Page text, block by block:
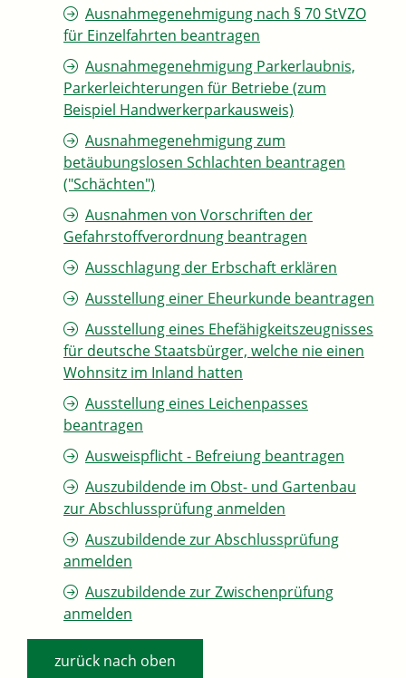
Ausnahmegenehmigung nach § 70 StVZO
für Einzelfahrten beantragen
Ausnahmegenehmigung Parkerlaubnis,
Parkerleichterungen für Betriebe (zum
Beispiel Handwerkerparkausweis)
Ausnahmegenehmigung zum
betäubungslosen Schlachten beantragen
("Schächten")
Ausnahmen von Vorschriften der
Gefahrstoffverordnung beantragen
Ausschlagung der Erbschaft erklären
Ausstellung einer Eheurkunde beantragen
Ausstellung eines Ehefähigkeitszeugnisses
für deutsche Staatsbürger, welche nie einen
Wohnsitz im Inland hatten
Ausstellung eines Leichenpasses
beantragen
Ausweispflicht - Befreiung beantragen
Auszubildende im Obst- und Gartenbau
zur Abschlussprüfung anmelden
Auszubildende zur Abschlussprüfung
anmelden
Auszubildende zur Zwischenprüfung
anmelden
zurück nach oben